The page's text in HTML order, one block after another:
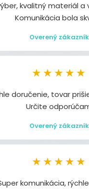
kvalitný materiál a
Komunikácia bola
Overený zákazník
★★★★★
doručenie, tovar
Určite
Overený zákazník
★★★★★
komunikácia,